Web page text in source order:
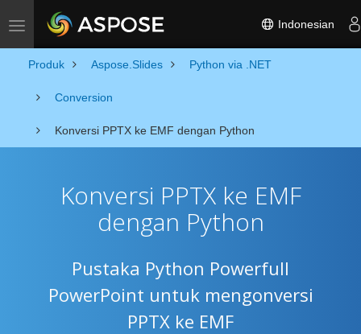
Toggle navigation Indonesian
Produk Aspose.Slides Python via .NET
Conversion
Konversi PPTX ke EMF dengan Python
Konversi PPTX ke EMF
dengan Python
Pustaka Python Powerfull
PowerPoint untuk mengonversi
PPTX ke EMF